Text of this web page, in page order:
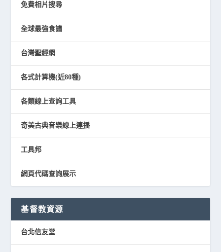
免費相片搜尋
全球最強食譜
台灣聖經網
各式計算機(近80種)
各類線上查詢工具
奇美古典音樂線上連播
工具邦
網頁代碼查詢展示
基督教資源
台北信友堂